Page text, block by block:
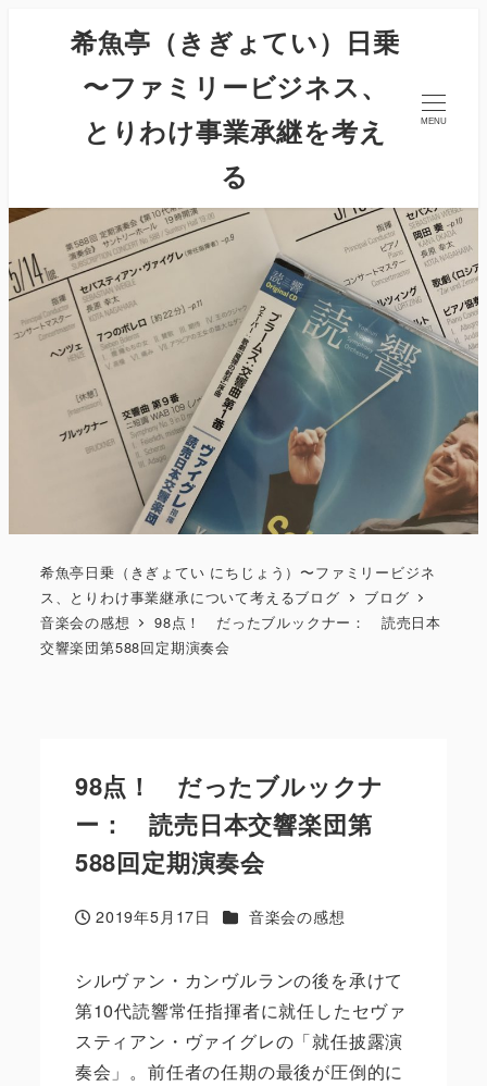
希魚亭（きぎょてい）日乗
〜ファミリービジネス、
とりわけ事業承継を考え
る
MENU
希魚亭日乗（きぎょてい にちじょう）〜ファミリービジネ
ス、とりわけ事業継承について考えるブログ
ブログ
音楽会の感想
98点！ だったブルックナー： 読売日本
交響楽団第588回定期演奏会
98点！ だったブルックナ
ー： 読売日本交響楽団第
588回定期演奏会
投稿日
2019年5月17日 カテゴリー
音楽会の感想
シルヴァン・カンヴルランの後を承けて
第10代読響常任指揮者に就任したセヴァ
スティアン・ヴァイグレの「就任披露演
奏会」。前任者の任期の最後が圧倒的に